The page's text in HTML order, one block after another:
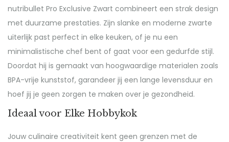
nutribullet Pro Exclusive Zwart combineert een strak design
met duurzame prestaties. Zijn slanke en moderne zwarte
uiterlijk past perfect in elke keuken, of je nu een
minimalistische chef bent of gaat voor een gedurfde stijl.
Doordat hij is gemaakt van hoogwaardige materialen zoals
BPA-vrije kunststof, garandeer jij een lange levensduur en
hoef jij je geen zorgen te maken over je gezondheid.
Ideaal voor Elke Hobbykok
Jouw culinaire creativiteit kent geen grenzen met de